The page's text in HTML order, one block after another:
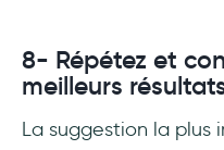
8- Répétez et
meilleurs
La suggestion la plus